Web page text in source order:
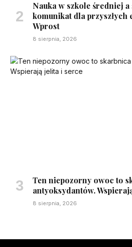
Nauka w szkole średniej a
komunikat dla przyszłych
Wprost
8 sierpnia, 2026
Ten niepozorny owoc to
antyoksydantów.
8 sierpnia, 2026